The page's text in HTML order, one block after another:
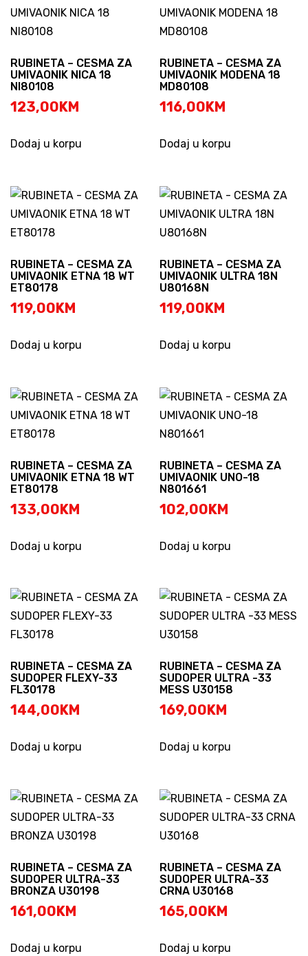
RUBINETA – CESMA ZA
UMIVAONIK NICA 18
NI80108
123,00KM
Dodaj u korpu
RUBINETA – CESMA ZA
UMIVAONIK MODENA 18
MD80108
116,00KM
Dodaj u korpu
RUBINETA – CESMA ZA
UMIVAONIK ETNA 18 WT
ET80178
119,00KM
Dodaj u korpu
RUBINETA – CESMA ZA
UMIVAONIK ULTRA 18N
U80168N
119,00KM
Dodaj u korpu
RUBINETA – CESMA ZA
UMIVAONIK ETNA 18 WT
ET80178
133,00KM
Dodaj u korpu
RUBINETA – CESMA ZA
UMIVAONIK UNO-18
N801661
102,00KM
Dodaj u korpu
RUBINETA – CESMA ZA
SUDOPER FLEXY-33
FL30178
144,00KM
Dodaj u korpu
RUBINETA – CESMA ZA
SUDOPER ULTRA -33
MESS U30158
169,00KM
Dodaj u korpu
RUBINETA – CESMA ZA
SUDOPER ULTRA-33
BRONZA U30198
161,00KM
Dodaj u korpu
RUBINETA – CESMA ZA
SUDOPER ULTRA-33
CRNA U30168
165,00KM
Dodaj u korpu